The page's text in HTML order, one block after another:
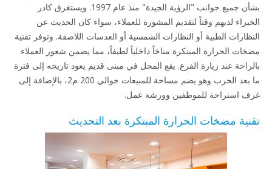
بشأن جميع جوانب "الرؤية الجيدة" منذ عام 1997. ويستغرق كادر
الخبراء لديهم وقتاً لتقديم المشورة للعملاء، سواء كان الحديث عن
النظارات الطبية أو النظارات الشمسية أو العدسات اللاصقة. وتوفر تقنية
مضخات الحرارة المبتكرة مناخاً داخلياً لطيفاً، مما يضمن شعور العملاء
بالراحة عند زيارة الفرع. يقع المحل في مبنى قديم يعود تاريخه إلى فترة
ما بعد الحرب وهو يضم مساحة للمبيعات حوالي 200 م2، بالإضافة إلى
غرف استراحة للموظفين وورشة عمل.
تقنية مضخات الحرارة المبتكرة بعد التحديث